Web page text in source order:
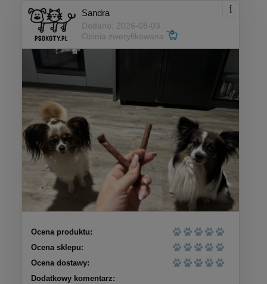
Sandra
Dodano: 2026-08-03
Opinia zweryfikowana
Ocena produktu:
Ocena sklepu:
Ocena dostawy:
Dodatkowy komentarz: